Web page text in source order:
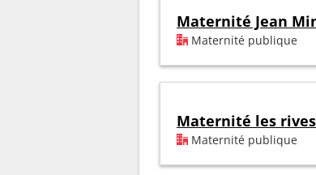
Maternité Jean
Maternité publique
Maternité les
Maternité publique